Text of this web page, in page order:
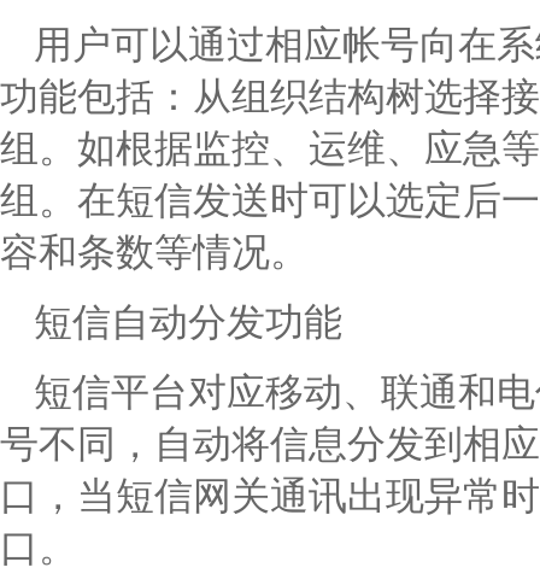
用户可以通过相应帐号向在
功能包括：从组织结构树选择
组。如根据监控、运维、应急
组。在短信发送时可以选定后
容和条数等情况。
短信自动分发功能
短信平台对应移动、联通和
号不同，自动将信息分发到相
口，当短信网关通讯出现异常
口。